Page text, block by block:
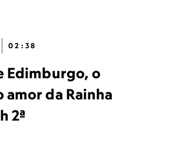
02:38
Edimburgo, o
da Rainha
2ª